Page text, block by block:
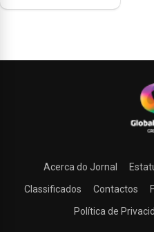
música”
Acerca do Jornal
Classificados
Contactos
Política de